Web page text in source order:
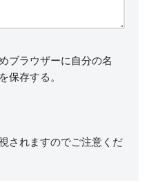
ブラウザーに自分の名
保存する。
されますのでご注意くだ